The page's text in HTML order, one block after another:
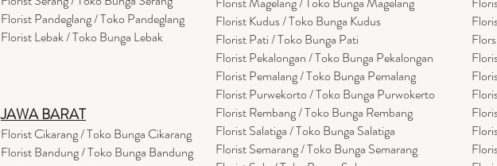
Florist Pandeglang / Toko Pandeglang
Florist Lebak / Toko Bunga Lebak
JAWA BARAT
Florist Cikarang/ Toko Bunga Cikarang
Florist Bandung / Toko Bunga Bandung
Florist Kudus / Toko Bunga Kudus
Florist Pati / Toko Bunga Pati
Florist Pekalongan / Toko Bunga Pekalongan
Florist Pemalang / Toko Bunga Pemalang
Florist Purwekorto / Toko Bunga Purwokerto
Florist Rembang / Toko Bunga Rembang
Florist Salatiga / Toko Bunga Salatiga
Florist Semarang / Toko Bunga Semarang